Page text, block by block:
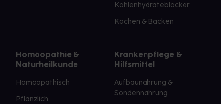
Kohlenhydrateblocker
Kochen & Backen
Homöopathie &
Naturheilkunde
Homöopathisch
Pflanzlich
Krankenpflege &
Hilfsmittel
Aufbaunahrung &
Sondennahrung